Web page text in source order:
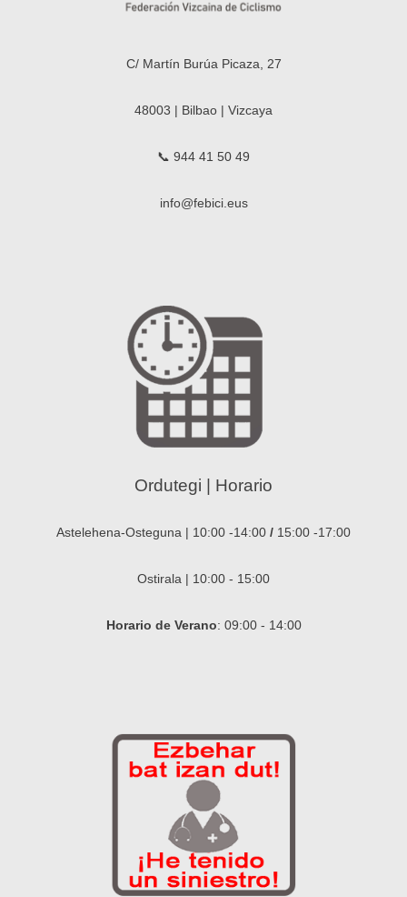
C/ Martín Burúa Picaza, 27
48003 | Bilbao | Vizcaya
📞 944 41 50 49
info@febici.eus
Ordutegi | Horario
Astelehena-Osteguna | 10:00 -14:00 / 15:00 -17:00
Ostirala | 10:00 - 15:00
Horario de Verano: 09:00 - 14:00